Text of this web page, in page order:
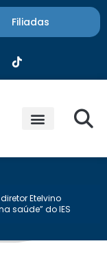
Filiadas
Etelvino
saúde” do IES